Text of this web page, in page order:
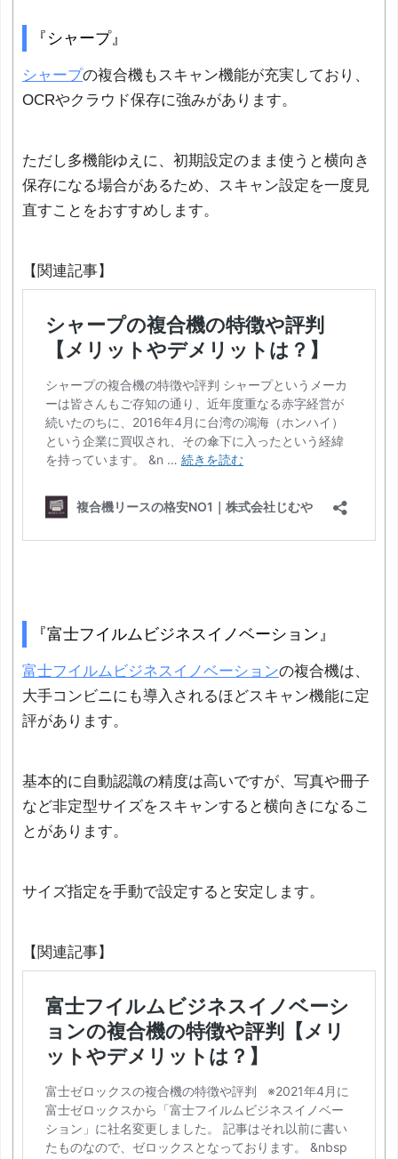
『シャープ』
シャープの複合機もスキャン機能が充実しており、
OCRやクラウド保存に強みがあります。
ただし多機能ゆえに、初期設定のまま使うと横向き
保存になる場合があるため、スキャン設定を一度見
直すことをおすすめします。
【関連記事】
『富士フイルムビジネスイノベーション』
富士フイルムビジネスイノベーションの複合機は、
大手コンビニにも導入されるほどスキャン機能に定
評があります。
基本的に自動認識の精度は高いですが、写真や冊子
など非定型サイズをスキャンすると横向きになるこ
とがあります。
サイズ指定を手動で設定すると安定します。
【関連記事】